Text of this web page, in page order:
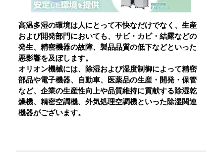
高温多湿の環境は人にとって不快なだけでなく、生産
および開発部門においても、サビ・カビ・結露などの
発生、精密機器の故障、製品品質の低下などといった
悪影響を及ぼします。
オリオン機械には、除湿および湿度制御によって精密
部品や電子機器、自動車、医薬品の生産・開発・保管
など、企業の生産性向上や品質維持に貢献する除湿乾
燥機、精密空調機、外気処理空調機といった除湿関連
機器がございます。